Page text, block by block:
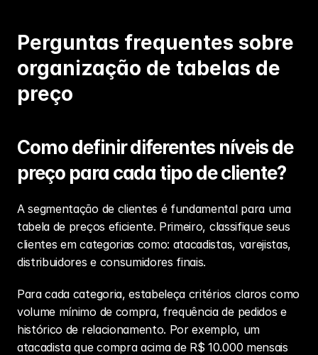
Perguntas frequentes sobre
organização de tabelas de
preço
Como definir diferentes níveis de
preço para cada tipo de cliente?
A segmentação de clientes é fundamental para uma
tabela de preços eficiente. Primeiro, classifique seus
clientes em categorias como: atacadistas, varejistas,
distribuidores e consumidores finais.
Para cada categoria, estabeleça critérios claros como
volume mínimo de compra, frequência de pedidos e
histórico de relacionamento. Por exemplo, um
atacadista que compra acima de R$ 10.000 mensais